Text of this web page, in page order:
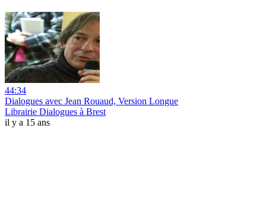
44:34
Dialogues avec Jean Rouaud, Version Longue
Librairie Dialogues à Brest
il y a 15 ans